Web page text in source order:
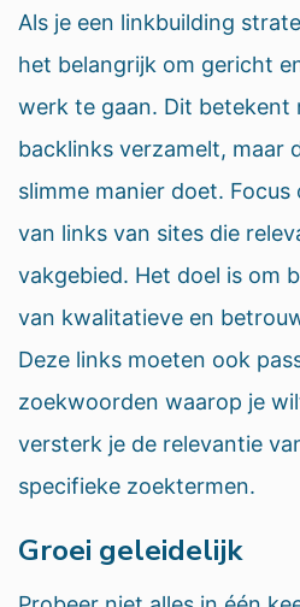
Als je een linkbuilding
het belangrijk om gericht
werk te gaan. Dit betekent
backlinks verzamelt, maar
slimme manier doet.
van links van sites die
vakgebied. Het doel is om
van kwalitatieve en
Deze links moeten ook
zoekwoorden waarop je
versterk je de relevantie
specifieke zoektermen.
Groei geleidelijk